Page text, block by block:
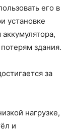
его в
установке
здания.
за
нагрузке,
и